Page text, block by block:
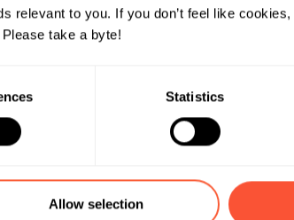
relevant to you. If you don’t feel like
take a byte!
Statistics
Allow selection
Tu veux lui donner un coup de pouce
sociaux et de gouvernance. Ce type de
des valeurs éthiques et durables. La
– objectivement et en toute
l’homme, actionnaires, etc.) sur la
les inégalités et l’injustice domi-